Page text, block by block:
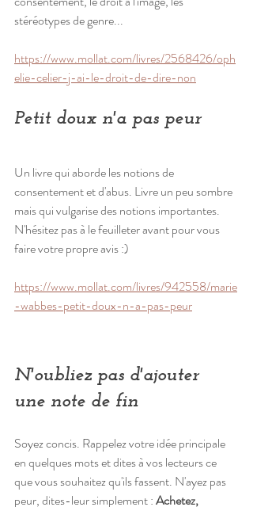
stéréotypes de genre...
https://www.mollat.com/livres/2568426/oph
elie-celier-j-ai-le-droit-de-dire-non
Petit doux n'a pas peur
Un livre qui aborde les notions de
consentement et d'abus. Livre un peu sombre
mais qui vulgarise des notions importantes.
N'hésitez pas à le feuilleter avant pour vous
faire votre propre avis :)
https://www.mollat.com/livres/942558/marie
-wabbes-petit-doux-n-a-pas-peur
N'oubliez pas d'ajouter
une note de fin
Soyez concis. Rappelez votre idée principale
en quelques mots et dites à vos lecteurs ce
que vous souhaitez qu'ils fassent. N'ayez pas
peur, dites-leur simplement : Achetez,